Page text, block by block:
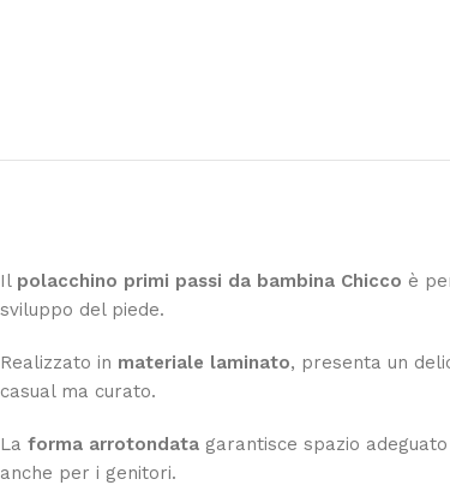
Il polacchino primi passi da bambina Chicco è
sviluppo del piede.
Realizzato in materiale laminato, presenta un
casual ma curato.
La forma arrotondata garantisce spazio
anche per i genitori.